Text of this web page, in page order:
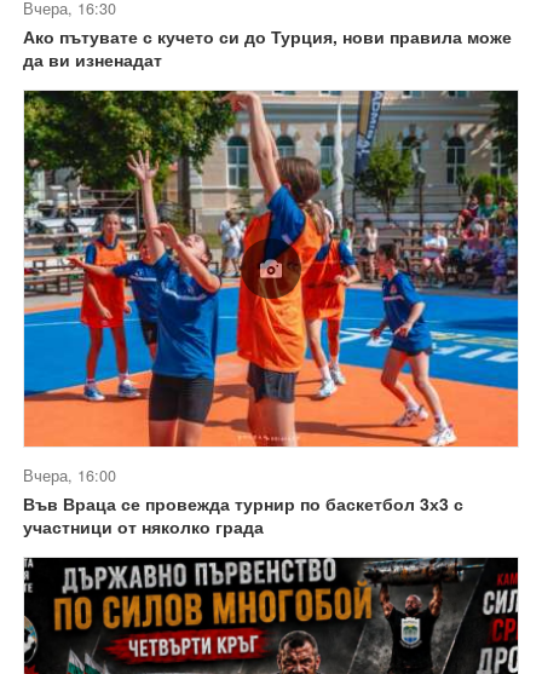
Вчера, 16:30
Ако пътувате с кучето си до Турция, нови правила може
да ви изненадат
Вчера, 16:00
Във Враца се провежда турнир по баскетбол 3х3 с
участници от няколко града